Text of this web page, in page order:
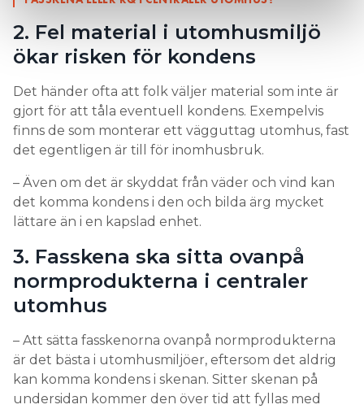
2. Fel material i utomhusmiljö
ökar risken för kondens
Det händer ofta att folk väljer material som inte är
gjort för att tåla eventuell kondens. Exempelvis
finns de som monterar ett vägguttag utomhus, fast
det egentligen är till för inomhusbruk.
– Även om det är skyddat från väder och vind kan
det komma kondens i den och bilda ärg mycket
lättare än i en kapslad enhet.
3. Fasskena ska sitta ovanpå
normprodukterna i centraler
utomhus
– Att sätta fasskenorna ovanpå normprodukterna
är det bästa i utomhusmiljöer, eftersom det aldrig
kan komma kondens i skenan. Sitter skenan på
undersidan kommer den över tid att fyllas med